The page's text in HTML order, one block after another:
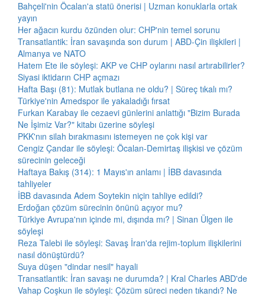
Bahçeli'nin Öcalan'a statü önerisi | Uzman konuklarla ortak
yayın
Her ağacın kurdu özünden olur: CHP'nin temel sorunu
Transatlantik: İran savaşında son durum | ABD-Çin ilişkileri |
Almanya ve NATO
Hatem Ete ile söyleşi: AKP ve CHP oylarını nasıl artırabilirler?
Siyasi iktidarın CHP açmazı
Hafta Başı (81): Mutlak butlana ne oldu? | Süreç tıkalı mı?
Türkiye'nin Amedspor ile yakaladığı fırsat
Furkan Karabay ile cezaevi günlerini anlattığı "Bizim Burada
Ne İşimiz Var?" kitabı üzerine söyleşi
PKK'nın silah bırakmasını istemeyen ne çok kişi var
Cengiz Çandar ile söyleşi: Öcalan-Demirtaş ilişkisi ve çözüm
sürecinin geleceği
Haftaya Bakış (314): 1 Mayıs'ın anlamı | İBB davasında
tahliyeler
İBB davasında Adem Soytekin niçin tahliye edildi?
Erdoğan çözüm sürecinin önünü açıyor mu?
Türkiye Avrupa'nın içinde mi, dışında mı? | Sinan Ülgen ile
söyleşi
Reza Talebi ile söyleşi: Savaş İran'da rejim-toplum ilişkilerini
nasıl dönüştürdü?
Suya düşen "dindar nesil" hayali
Transatlantik: İran savaşı ne durumda? | Kral Charles ABD'de
Vahap Coşkun ile söyleşi: Çözüm süreci neden tıkandı? Ne